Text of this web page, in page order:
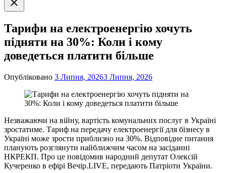
пошук
Тарифи на електроенергію хочуть
підняти на 30%: Коли і кому
доведеться платити більше
Опубліковано 3 Липня, 20263 Липня, 2026
Незважаючи на війну, вартість комунальних послуг в Україні
зростатиме. Тариф на передачу електроенергії для бізнесу в
Україні може зрости приблизно на 30%. Відповідне питання
планують розглянути найближчим часом на засіданні
НКРЕКП. Про це повідомив народний депутат Олексій
Кучеренко в ефірі Вечір.LIVE, передають Патріоти України.